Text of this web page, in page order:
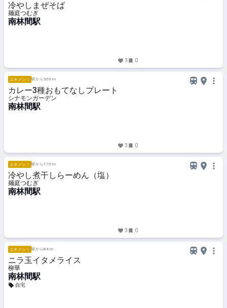
冷やしまぜそば
麺庭つむぎ
南林間駅
3 0
エキメシ！ 駅から509 m
カレー3種おもてなしプレート
シナモンガーデン
南林間駅
3 0
エキメシ！ 駅から179 m
冷やし煮干しらーめん（塩）
麺庭つむぎ
南林間駅
3 0
エキメシ！ 駅から84 m
ニラ玉イタメライス
柳華
南林間駅
自宅